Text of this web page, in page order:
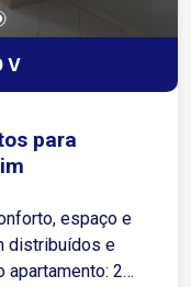
V
para
espaço e
distribuídos e